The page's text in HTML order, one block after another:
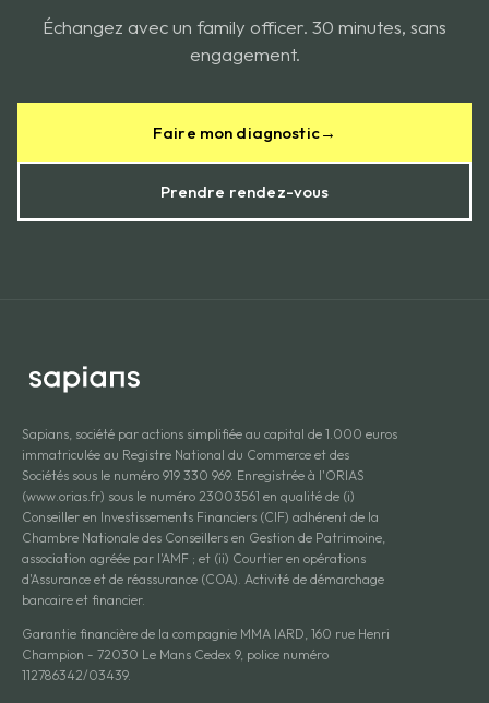
Échangez avec un family officer. 30 minutes, sans
engagement.
Faire mon diagnostic→
Prendre rendez-vous
Sapians, société par actions simplifiée au capital de 1.000 euros
immatriculée au Registre National du Commerce et des
Sociétés sous le numéro 919 330 969. Enregistrée à l'ORIAS
(www.orias.fr) sous le numéro 23003561 en qualité de (i)
Conseiller en Investissements Financiers (CIF) adhérent de la
Chambre Nationale des Conseillers en Gestion de Patrimoine,
association agréée par l'AMF ; et (ii) Courtier en opérations
d'Assurance et de réassurance (COA). Activité de démarchage
bancaire et financier.
Garantie financière de la compagnie MMA IARD, 160 rue Henri
Champion - 72030 Le Mans Cedex 9, police numéro
112786342/03439.